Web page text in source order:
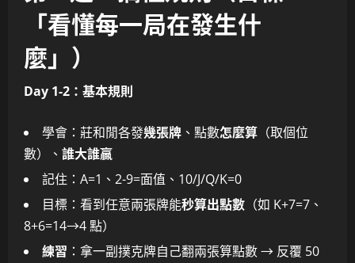
「看懂每一局在發生什
麼」）
Day 1-2：基本規則
學會：莊和閒各發幾張牌 、點數怎麼算 （取個位
數）、 誰大誰贏
記住：A=1、2-9=面值、10/J/Q/K=0
目標：看到任意兩張牌能秒算出點數 （如 K+7=7、
8+6=14→4 點）
練習 ：拿一副撲克牌自己翻兩張算點數 → 反覆 50